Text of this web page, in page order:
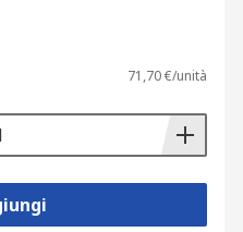
71,70 €/unità